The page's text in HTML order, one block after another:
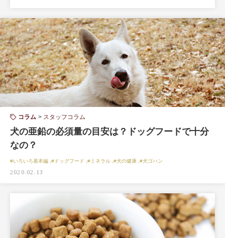
コラム スタッフコラム
犬の亜鉛の必須量の目安は？ドッグフードで十分
なの？
#いろいろ基本編 ,#ドッグフード ,#ミネラル ,#犬の健康 ,#犬ゴハン
2020.02.13